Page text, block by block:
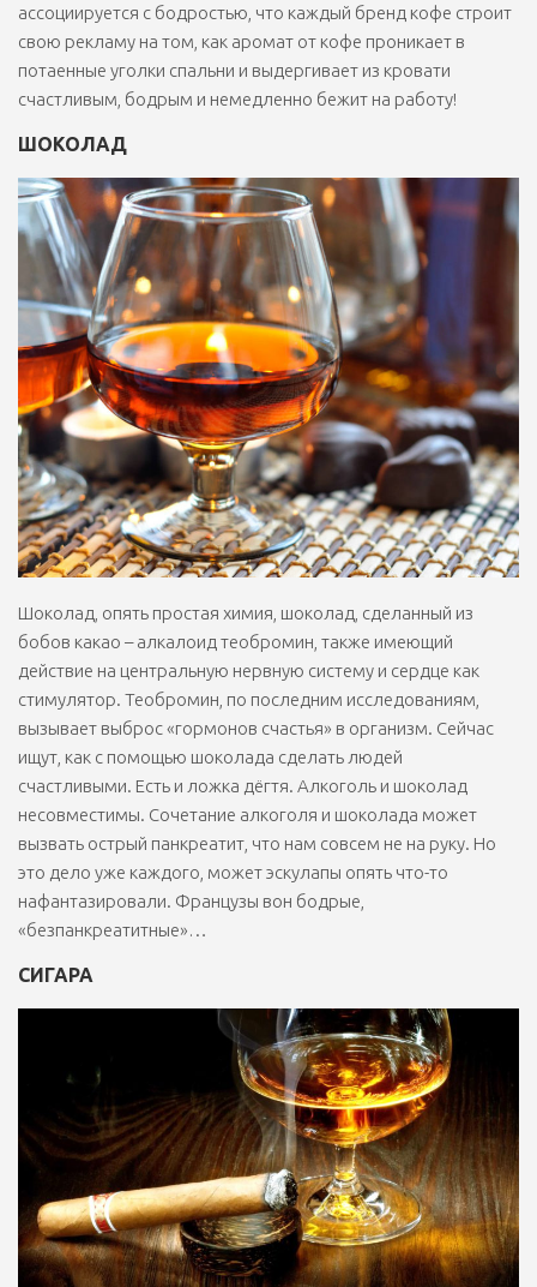
ассоциируется с бодростью, что каждый бренд кофе строит
свою рекламу на том, как аромат от кофе проникает в
потаенные уголки спальни и выдергивает из кровати
счастливым, бодрым и немедленно бежит на работу!
ШОКОЛАД
Шоколад, опять простая химия, шоколад, сделанный из
бобов какао – алкалоид теобромин, также имеющий
действие на центральную нервную систему и сердце как
стимулятор. Теобромин, по последним исследованиям,
вызывает выброс «гормонов счастья» в организм. Сейчас
ищут, как с помощью шоколада сделать людей
счастливыми. Есть и ложка дёгтя. Алкоголь и шоколад
несовместимы. Сочетание алкоголя и шоколада может
вызвать острый панкреатит, что нам совсем не на руку. Но
это дело уже каждого, может эскулапы опять что-то
нафантазировали. Французы вон бодрые,
«безпанкреатитные»…
СИГАРА